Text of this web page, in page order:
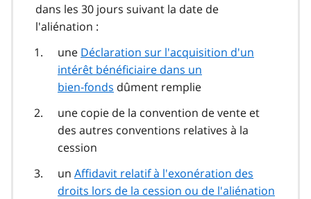
dans les 30 jours suivant la date de
l'aliénation :
une Déclaration sur l'acquisition d'un
intérêt bénéficiaire dans un
bien‑fonds dûment remplie
une copie de la convention de vente et
des autres conventions relatives à la
cession
un Affidavit relatif à l'exonération des
droits lors de la cession ou de l'aliénation